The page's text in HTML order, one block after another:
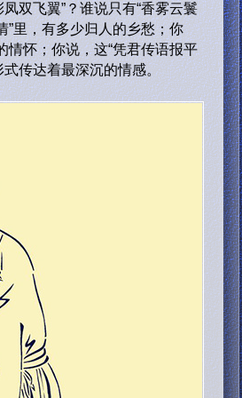
双飞翼”？谁说只有“香雾云鬟
”里，有多少归人的乡愁；你
情怀；你说，这“凭君传语报平
传达着最深沉的情感。